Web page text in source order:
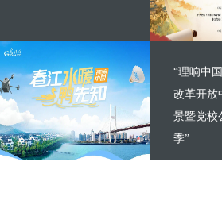
“理响中
改革开放
景暨党校
季”